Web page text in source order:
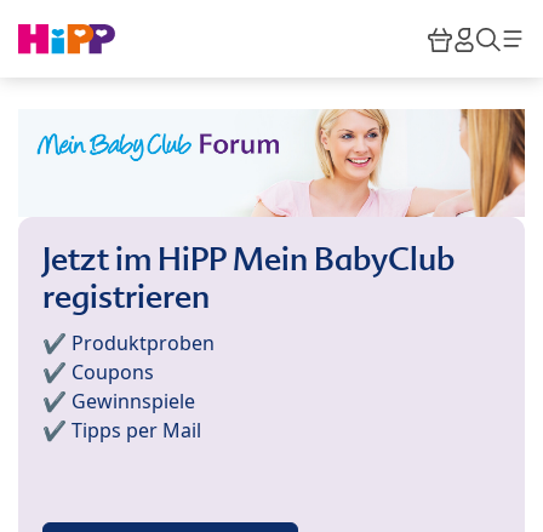
HiPP
Jetzt im HiPP Mein BabyClub
registrieren
✔️ Produktproben
✔️ Coupons
✔️ Gewinnspiele
✔️ Tipps per Mail